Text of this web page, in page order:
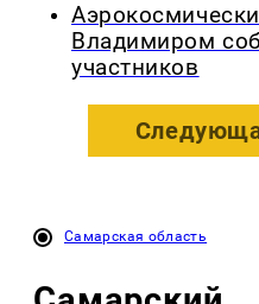
Владимиром
участников
Самарская область